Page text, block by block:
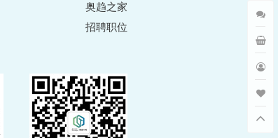
奥趋之家
招聘职位